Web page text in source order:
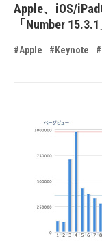
Apple、iOS/
「Number
#Apple #Keynote